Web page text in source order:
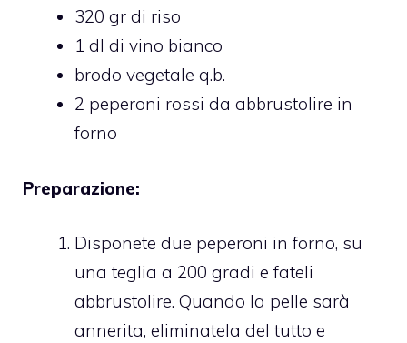
320 gr di riso
1 dl di vino bianco
brodo vegetale q.b.
2 peperoni rossi da abbrustolire in
forno
Preparazione:
Disponete due peperoni in forno, su
una teglia a 200 gradi e fateli
abbrustolire. Quando la pelle sarà
annerita, eliminatela del tutto e